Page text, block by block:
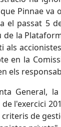
Pinnae va
el passat 5
de la
als
en la
els
General,
l'exercici
de